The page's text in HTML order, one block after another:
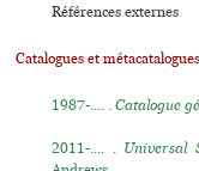
Références externes
Catalogues et
1987-.... .Catalogue
2011-.... . Universal